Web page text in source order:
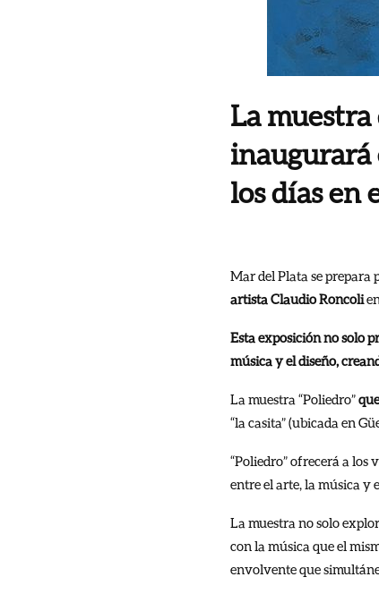
La
inaugurará
los días en
Mar del Plata se prepara
artista Claudio Roncoli
Esta exposición no solo
música y el diseño,
La muestra “Poliedro”
“la casita” (ubicada en
“Poliedro” ofrecerá a
entre el arte, la música y
La muestra no solo
con la música que el
envolvente que